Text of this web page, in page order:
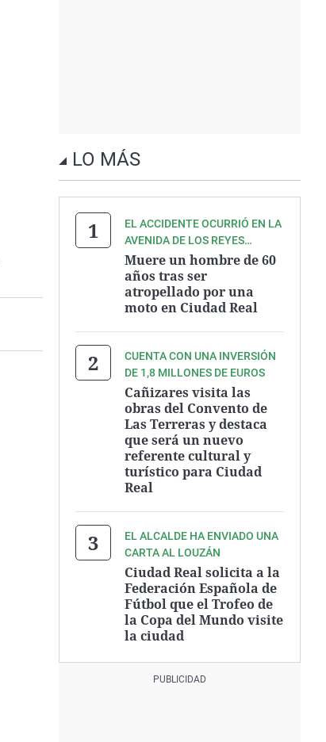
LO MÁS
EL ACCIDENTE OCURRIÓ EN LA
AVENIDA DE LOS REYES
CATÓLICOS
Muere un hombre de 60
años tras ser
atropellado por una
moto en Ciudad Real
CUENTA CON UNA INVERSIÓN
DE 1,8 MILLONES DE EUROS
Cañizares visita las
obras del Convento de
Las Terreras y destaca
que será un nuevo
referente cultural y
turístico para Ciudad
Real
EL ALCALDE HA ENVIADO UNA
CARTA AL LOUZÁN
Ciudad Real solicita a la
Federación Española de
Fútbol que el Trofeo de
la Copa del Mundo visite
la ciudad